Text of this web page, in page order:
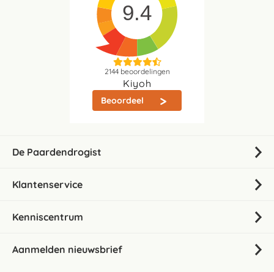
9.4
2144beoordelingen
Kiyoh
Beoordeel
De Paardendrogist
Klantenservice
Kenniscentrum
Aanmelden nieuwsbrief